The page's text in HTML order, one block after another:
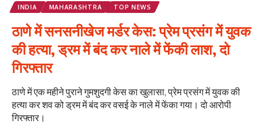
INDIA MAHARASHTRA TOP NEWS
ठाणे में सनसनीखेज मर्डर केस: प्रेम प्रसंग में युवक
की हत्या, ड्रम में बंद कर नाले में फेंकी लाश, दो
गिरफ्तार
ठाणे में एक महीने पुराने गुमशुदगी केस का खुलासा, प्रेम प्रसंग में युवक की
हत्या कर शव को ड्रम में बंद कर वसई के नाले में फेंका गया। दो आरोपी
गिरफ्तार।